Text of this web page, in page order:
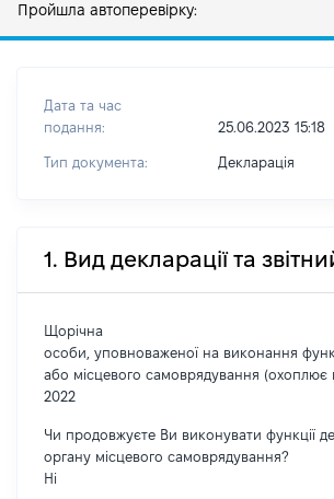
Пройшла автоперевірку:
Дата та час
подання:
25.06.2023 15:18
Тип документа: Декларація
1. Вид декларації та
Щорічна
особи, уповноваженої на виконання
або місцевого самоврядування (охоплює
2022
Чи продовжуєте Ви виконувати функції
органу місцевого самоврядування?
Ні